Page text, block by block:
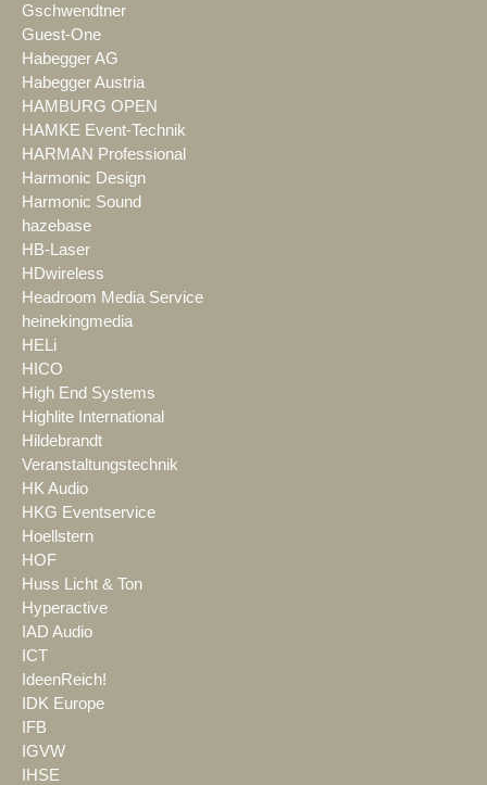
Gschwendtner
Guest-One
Habegger AG
Habegger Austria
HAMBURG OPEN
HAMKE Event-Technik
HARMAN Professional
Harmonic Design
Harmonic Sound
hazebase
HB-Laser
HDwireless
Headroom Media Service
heinekingmedia
HELi
HICO
High End Systems
Highlite International
Hildebrandt
Veranstaltungstechnik
HK Audio
HKG Eventservice
Hoellstern
HOF
Huss Licht & Ton
Hyperactive
IAD Audio
ICT
IdeenReich!
IDK Europe
IFB
IGVW
IHSE